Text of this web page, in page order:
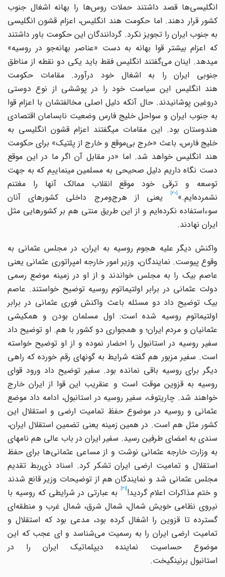
انگلیسی‌ها قصد داشتند حملات روس‌ها را بهانه اشغال جنوب
کشور قرار دهند. اما حکومت هند انگلیس، اعزام قشون انگلیسی
به جنوب ایران را تجویز نکرد. گردانندگان این حکومت باور داشتند
که اعزام بیشتر قوا بهانه به دست «عناصر بهانه‌جو در روسیه»
می‎دهد. اینان می‌گفتند انگلیس فقط باید یکی دو نقطه از مناطق
جنوبی ایران را به اشغال خود درآورد. مقامات حکومت
هند انگلیس این سیاست خود را در پوششی از نوع دوستی
دروغین پوشانیدند. حال آنکه دلیل اصلی مخالفتشان با اعزام قوا
به جنوب ایران و سواحل خلیج‎ فارس وضعیت نابسامان اقتصادی
هندوستان بود. این مقامات می‎گفتند اعزام قشون انگلیسی به
خلیج‎ فارس، باعث «خرج بی‌موقع و خارج از پلتیک» برای حکومت
هند انگلیس خواهد شد. اما «در مقابل آن اگر ما در این موقع
دست نگاه داریم دلیل صحیحی به مسلمین می‎نماییم که به جهت
توسعه و ترقی خود موقع انقلاب ممالک آنها را مغتنم
نشمرده‌ایم.»
یعنی از هرج‌و‌مرج داخلی کشورهای آنان
سوءاستفاده نکرده‌ایم و از این طریق منتی هم بر کشورهایی مثل
ایران نهادند.
واکنش دیگر علیه هجوم روسیه به ایران، در مجلس عثمانی به
وقوع پیوست. نمایندگان، وزیر امور خارجه امپراتوری عثمانی یعنی
عاصم بیک را به مجلس خواندند و از او در زمینه موضع رسمی
دولت عثمانی در برابر اولتیماتوم روسیه توضیح خواستند. عاصم
بیک توضیح داد دو مسئله باعث واکنش فوری عثمانی در برابر
اولتیماتوم روسیه شده است: اول مسلمان بودن و همکیشی
عثمانیان و مردم ایران؛ و همجواری دو کشور با هم. او توضیح داد
سفیر روسیه در استانبول را احضار نموده و از او توضیح خواسته
است. سفیر مزبور هم گفته شرایط به گونه‎ای رقم خورده که راهی
دیگر برای روسیه باقی نمانده بود. سفیر توضیح داد ورود قوای
روسیه به قزوین موقت است و عنقریب این قوا از ایران خارج
خواهند شد. چاریتوف، سفیر روسیه در استانبول، ادامه داد موضع
عثمانی و روسیه در موضوع حفظ تمامیت ارضی و استقلال این
کشور مثل هم است. در همین زمینه یعنی تضمین استقلال ایران،
سندی به امضای طرفین رسید. سفیر ایران در باب عالی هم نامه‎ای
به وزارت ‌خارجه عثمانی نوشت و از مساعی عثمانی‌ها برای حفظ
استقلال و تمامیت ارضی ایران تشکر کرد. اسناد ذی‌ربط تقدیم
مجلس عثمانی شد و نمایندگان هم از توضیحات وزیر قانع شدند
و ختم مذاکرات اعلام گردید! به عبارتی در شرایطی که روسیه با
نیروی نظامی خویش شمال، شمال شرق، شمال غرب و منطقه‌ای
گسترده تا قزوین را اشغال کرده بود، مدعی بود که استقلال و
تمامیت ارضی ایران را به رسمیت می‌شناسد و ای عجب که این
موضوع حساسیت نماینده دیپلماتیک ایران را در
استانبول برنینگیخت.